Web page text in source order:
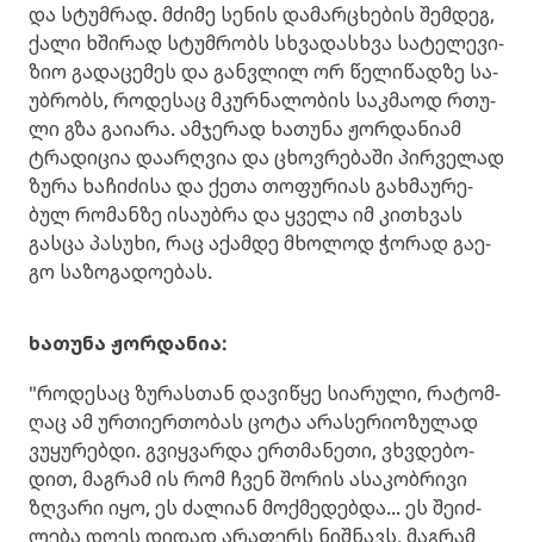
და სტუმ­რად. მძი­მე სე­ნის და­მარ­ცხე­ბის შემ­დეგ,
ქალი ხში­რად სტუმ­რობს სხვა­დას­ხვა სა­ტე­ლე­ვი­
ზიო გა­და­ცე­მეს და გან­ვლილ ორ წე­ლი­წად­ზე სა­
უბ­რობს, რო­დე­საც მკურ­ნა­ლო­ბის საკ­მა­ოდ რთუ­
ლი გზა გა­ი­ა­რა. ამ­ჯე­რად ხა­თუ­ნა ჟორ­და­ნი­ამ
ტრა­დი­ცია და­არ­ღვია და ცხოვ­რე­ბა­ში პირ­ვე­ლად
ზურა ხა­ჩი­ძი­სა და ქეთა თო­ფუ­რი­ას გახ­მა­უ­რე­
ბულ რო­მან­ზე ისა­უბ­რა და ყვე­ლა იმ კი­თხვას
გას­ცა პა­სუ­ხი, რაც აქამ­დე მხო­ლოდ ჭო­რად გა­ე­
გო სა­ზო­გა­დო­ე­ბას.
ხა­თუ­ნა ჟორ­და­ნია:
"რო­დე­საც ზუ­რას­თან და­ვი­წყე სი­ა­რუ­ლი, რა­ტომ­
ღაც ამ ურ­თი­ერ­თო­ბას ცოტა არა­სე­რი­ო­ზუ­ლად
ვუ­ყუ­რებ­დი. გვიყ­ვარ­და ერ­თმა­ნე­თი, ვხვდე­ბო­
დით, მაგ­რამ ის რომ ჩვენ შო­რის ასა­კობ­რი­ვი
ზღვა­რი იყო, ეს ძა­ლი­ან მოქ­მე­დებ­და... ეს შე­იძ­
ლე­ბა დღეს დი­დად არა­ფერს ნიშ­ნავს, მაგ­რამ